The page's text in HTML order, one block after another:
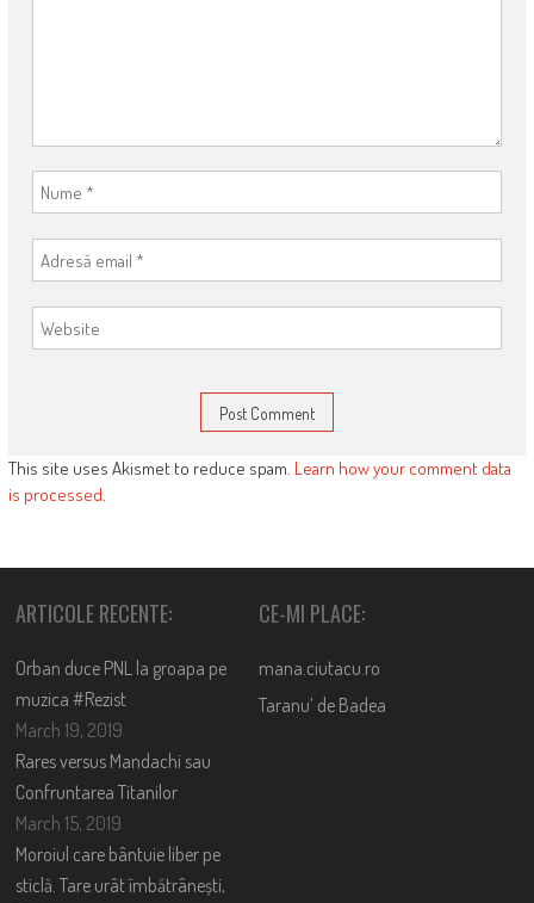
This site uses Akismet to reduce spam. Learn how your comment data
is processed.
ARTICOLE RECENTE:
Orban duce PNL la groapa pe
muzica #Rezist
March 19, 2019
Rares versus Mandachi sau
Confruntarea Titanilor
March 15, 2019
Moroiul care bântuie liber pe
sticlă. Tare urât îmbătrânești,
CE-MI PLACE:
mana.ciutacu.ro
Taranu’ de Badea